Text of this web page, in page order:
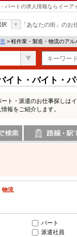
パートの求人情報ならイーア
択 「あなたの街」のお
> 軽作業・製造・物流のア
イト・バイト・
ト・派遣のお仕事探しはイ
報をご紹介します。
物流
パート
派遣社員